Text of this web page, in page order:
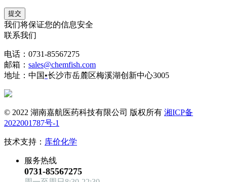
提交
我们将保证您的信息安全
联系我们
电话：0731-85567275
邮箱： sales@chemfish.com
地址：中国•长沙市岳麓区梅溪湖创新中心3005
© 2022 湖南嘉航医药科技有限公司 版权所有 湘ICP备
2022001787号-1
技术支持： 库价化学
服务热线
0731-85567275